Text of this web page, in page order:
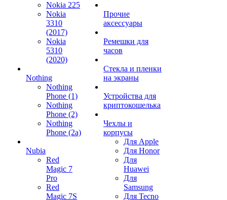
Nokia 225
Nokia
3310
(2017)
Nokia
5310
(2020)
Nothing
Nothing
Phone (1)
Nothing
Phone (2)
Nothing
Phone (2a)
Nubia
Red
Magic 7
Pro
Red
Magic 7S
Прочие
аксессуары
Ремешки для
часов
Стекла и пленки
на экраны
Устройства для
криптокошелька
Чехлы и
корпусы
Для Apple
Для Honor
Для
Huawei
Для
Samsung
Для Tecno